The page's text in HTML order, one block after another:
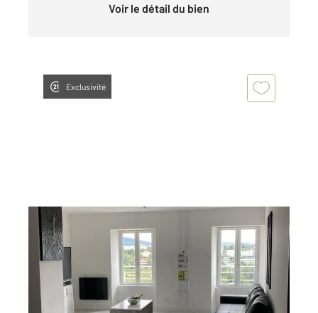
Voir le détail du bien
Exclusivité
ANNONAY 07
36 m
Ref : 5244
Appartement Studio à louer
470 €